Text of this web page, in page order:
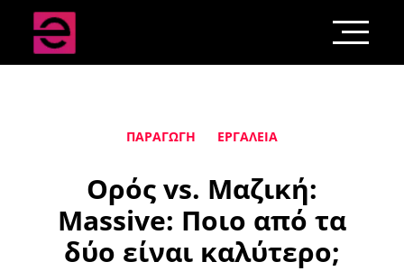
ΠΑΡΑΓΩΓΉ ΕΡΓΑΛΕΊΑ
Ορός vs. Μαζική:
Massive: Ποιο από τα
δύο είναι καλύτερο;